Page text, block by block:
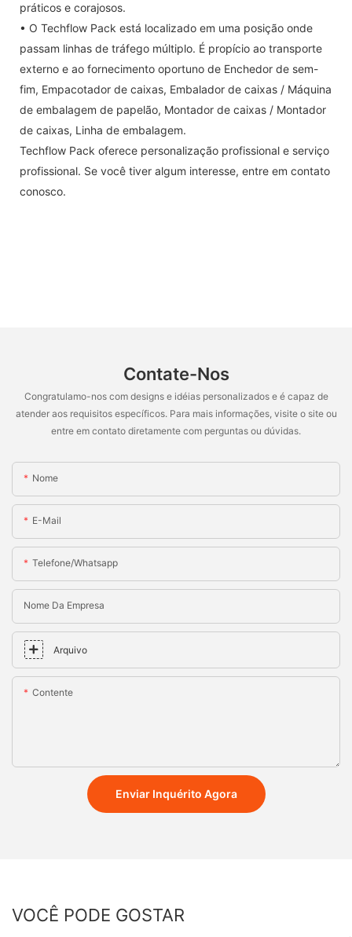
práticos e corajosos.
• O Techflow Pack está localizado em uma posição onde
passam linhas de tráfego múltiplo. É propício ao transporte
externo e ao fornecimento oportuno de Enchedor de sem-
fim, Empacotador de caixas, Embalador de caixas / Máquina
de embalagem de papelão, Montador de caixas / Montador
de caixas, Linha de embalagem.
Techflow Pack oferece personalização profissional e serviço
profissional. Se você tiver algum interesse, entre em contato
conosco.
Contate-Nos
Congratulamo-nos com designs e idéias personalizados e é capaz de
atender aos requisitos específicos. Para mais informações, visite o site ou
entre em contato diretamente com perguntas ou dúvidas.
Nome
E-Mail
Telefone/whatsapp
Nome Da Empresa
Arquivo
Contente
Enviar Inquérito Agora
VOCÊ PODE GOSTAR